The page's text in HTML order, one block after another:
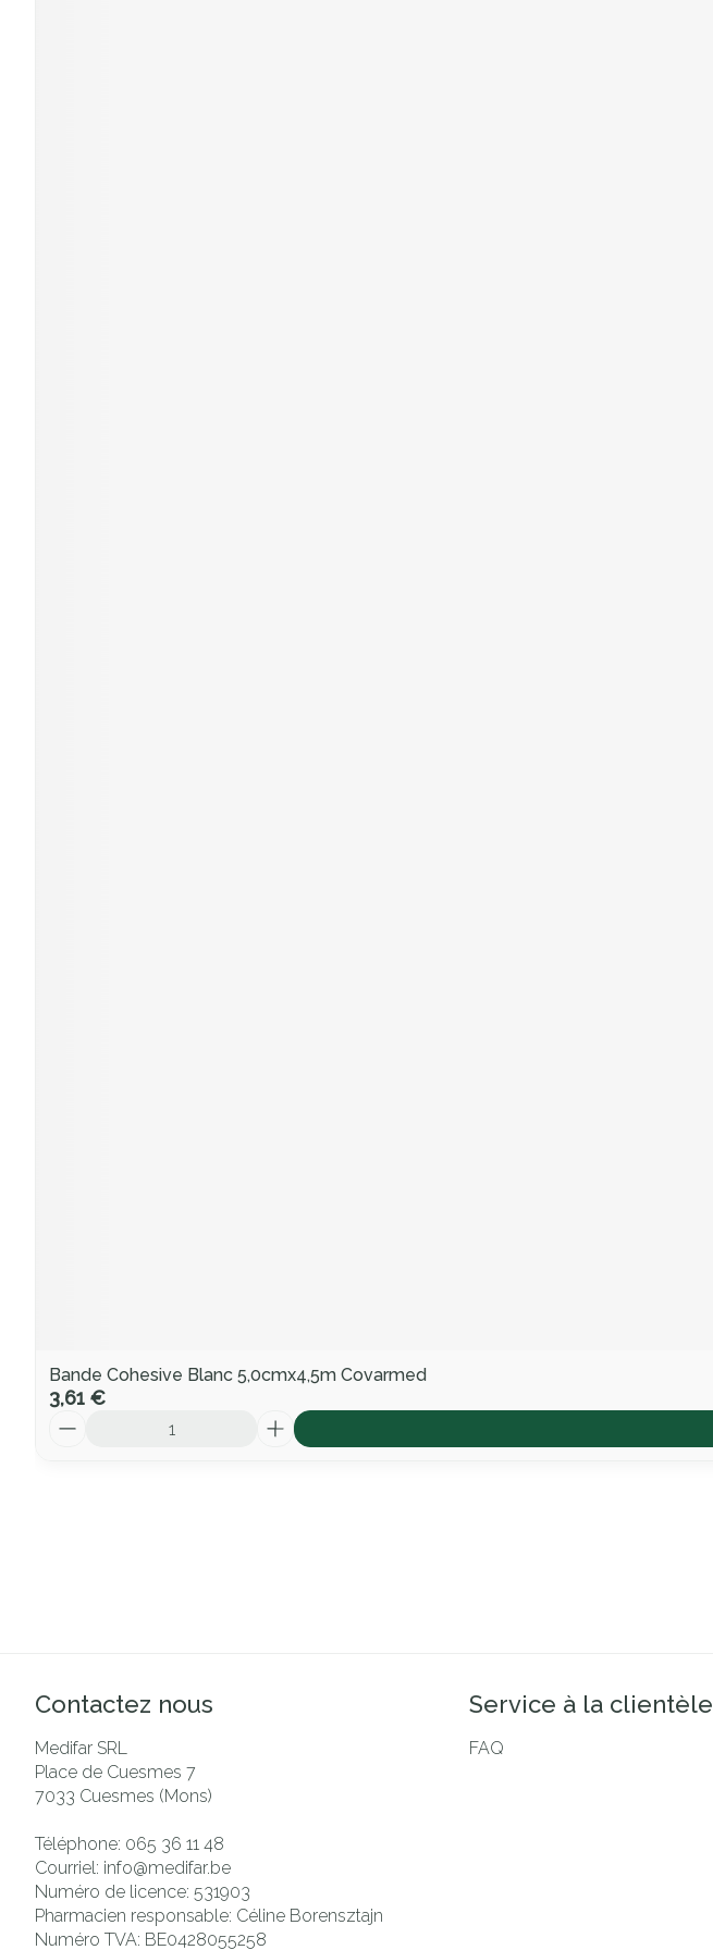
Bande Cohesive Blanc 5,0cmx4,5m Covarmed
3,61 €
Contactez nous
Medifar SRL
Place de Cuesmes 7
7033 Cuesmes (Mons)
Téléphone: 065 36 11 48
Courriel: info@medifar.be
Numéro de licence: 531903
Pharmacien responsable: Céline Borensztajn
Numéro TVA: BE0428055258
Service à la clientèle
FAQ